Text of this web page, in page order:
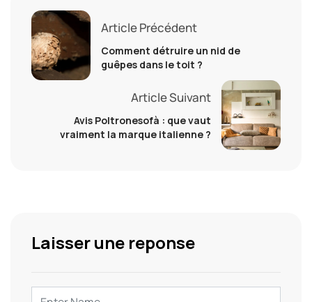
Article Précédent
Comment détruire un nid de
guêpes dans le toit ?
Article Suivant
Avis Poltronesofà : que vaut
vraiment la marque italienne ?
Laisser une reponse